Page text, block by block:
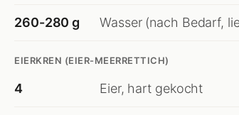
260-280 g Wasser (nach Bedarf,
EIERKREN (EIER-MEERRETTICH)
4 Eier, hart gekocht